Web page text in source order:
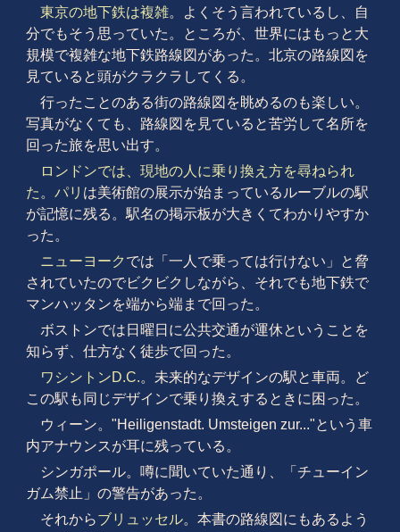
東京の地下鉄は複雑。よくそう言われているし、自
分でもそう思っていた。ところが、世界にはもっと大
規模で複雑な地下鉄路線図があった。北京の路線図を
見ていると頭がクラクラしてくる。
行ったことのある街の路線図を眺めるのも楽しい。
写真がなくても、路線図を見ていると苦労して名所を
回った旅を思い出す。
ロンドンでは、現地の人に乗り換え方を尋ねられ
た 。 パリ は美術館の展示が始まっているルーブルの駅
が記憶に残る。駅名の掲示板が大きくてわかりやすか
った。
ニューヨーク では「一人で乗っては行けない」と脅
されていたのでビクビクしながら、それでも地下鉄で
マンハッタンを端から端まで回った。
ボストンでは日曜日に公共交通が運休ということを
知らず、仕方なく徒歩で回った。
ワシントンD.C.。未来的なデザインの駅と車両。ど
この駅も同じデザインで乗り換えするときに困った。
ウィーン。"Heiligenstadt. Umsteigen zur..."という車
内アナウンスが耳に残っている。
シンガポール。噂に聞いていた通り、「チューイン
ガム禁止」の警告があった。
それからブリュッセル。本書の路線図にもあるよう